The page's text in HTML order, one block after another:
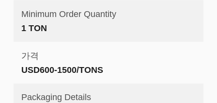
Minimum Order Quantity
1 TON
가격
USD600-1500/TONS
Packaging Details